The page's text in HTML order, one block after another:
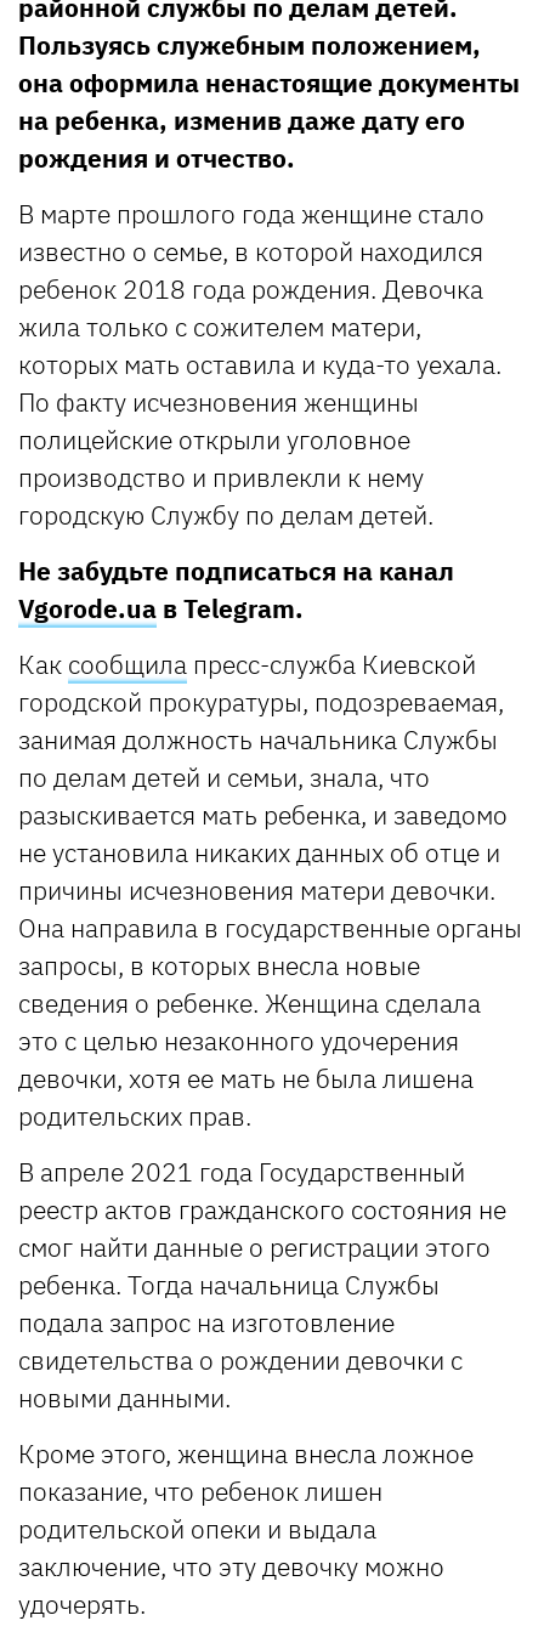
районной службы по делам детей.
Пользуясь служебным положением,
она оформила ненастоящие документы
на ребенка, изменив даже дату его
рождения и отчество.
В марте прошлого года женщине стало
известно о семье, в которой находился
ребенок 2018 года рождения. Девочка
жила только с сожителем матери,
которых мать оставила и куда-то уехала.
По факту исчезновения женщины
полицейские открыли уголовное
производство и привлекли к нему
городскую Службу по делам детей.
Не забудьте подписаться на канал
Vgorode.ua в Telegram.
Как сообщила пресс-служба Киевской
городской прокуратуры, подозреваемая,
занимая должность начальника Службы
по делам детей и семьи, знала, что
разыскивается мать ребенка, и заведомо
не установила никаких данных об отце и
причины исчезновения матери девочки.
Она направила в государственные органы
запросы, в которых внесла новые
сведения о ребенке. Женщина сделала
это с целью незаконного удочерения
девочки, хотя ее мать не была лишена
родительских прав.
В апреле 2021 года Государственный
реестр актов гражданского состояния не
смог найти данные о регистрации этого
ребенка. Тогда начальница Службы
подала запрос на изготовление
свидетельства о рождении девочки с
новыми данными.
Кроме этого, женщина внесла ложное
показание, что ребенок лишен
родительской опеки и выдала
заключение, что эту девочку можно
удочерять.